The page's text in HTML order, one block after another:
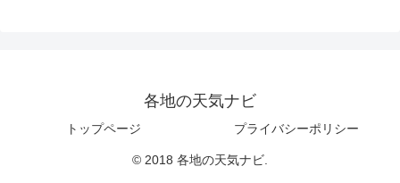
各地の天気ナビ
トップページ プライバシーポリシー
© 2018 各地の天気ナビ.